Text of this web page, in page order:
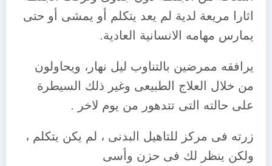
اثارا مريعة لدية لم يعد يتكلم أو يمشى أو حتى
يمارس مهامه الانسانية العادية.
يرافقه ممرضين بالتناوب ليل نهار، ويحاولون
من خلال العلاج الطبيعى وغير ذلك السيطرة
على حالته التى تتدهور من يوم لاخر .
زرته فى مركز للتاهيل البدنى ، لم يكن يتكلم ،
ولكن ينظر لك فى حزن وأسى